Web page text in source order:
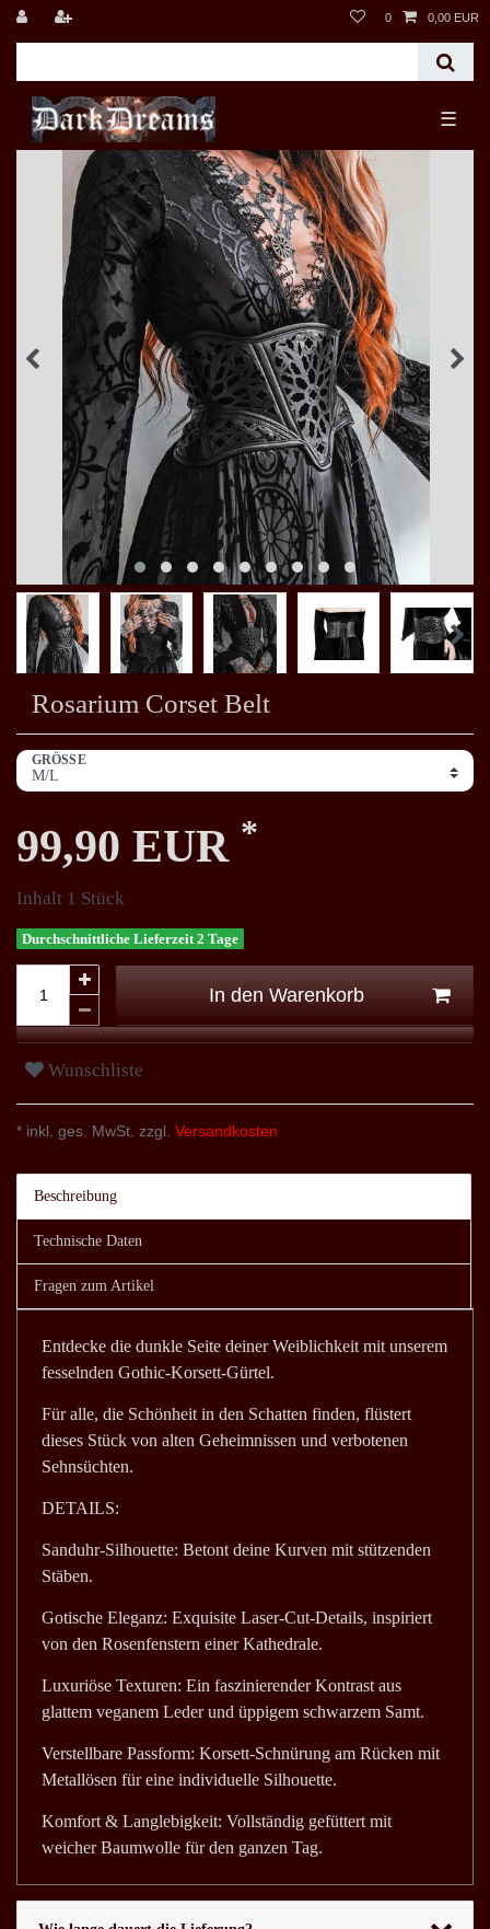
0 0,00 EUR
☰
Rosarium Corset Belt
GRÖSSE
99,90 EUR *
Inhalt 1 Stück
Durchschnittliche Lieferzeit 2 Tage
In den Warenkorb
Wunschliste
* inkl. ges. MwSt. zzgl. Versandkosten
Beschreibung
Technische Daten
Fragen zum Artikel
Entdecke die dunkle Seite deiner Weiblichkeit mit unserem
fesselnden Gothic-Korsett-Gürtel.
Für alle, die Schönheit in den Schatten finden, flüstert
dieses Stück von alten Geheimnissen und verbotenen
Sehnsüchten.
DETAILS:
Sanduhr-Silhouette: Betont deine Kurven mit stützenden
Stäben.
Gotische Eleganz: Exquisite Laser-Cut-Details, inspiriert
von den Rosenfenstern einer Kathedrale.
Luxuriöse Texturen: Ein faszinierender Kontrast aus
glattem veganem Leder und üppigem schwarzem Samt.
Verstellbare Passform: Korsett-Schnürung am Rücken mit
Metallösen für eine individuelle Silhouette.
Komfort & Langlebigkeit: Vollständig gefüttert mit
weicher Baumwolle für den ganzen Tag.